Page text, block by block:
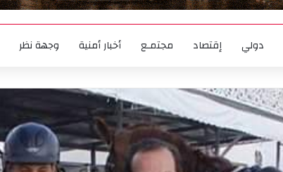
دولي إقتصاد مجتمـع أخبار أمنية وجهة نظر